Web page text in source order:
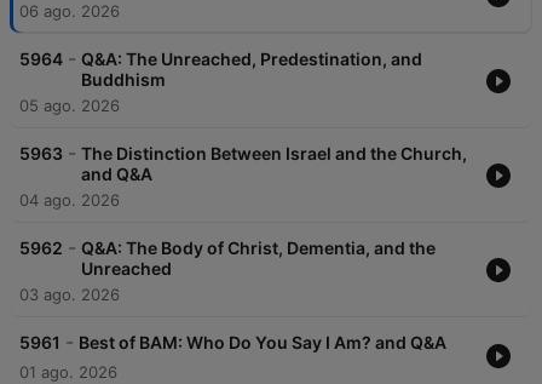
06 ago. 2026
5964 - Q&A: The Unreached, Predestination, and
Buddhism
05 ago. 2026
5963 - The Distinction Between Israel and the Church,
and Q&A
04 ago. 2026
5962 - Q&A: The Body of Christ, Dementia, and the
Unreached
03 ago. 2026
5961 - Best of BAM: Who Do You Say I Am? and Q&A
01 ago. 2026